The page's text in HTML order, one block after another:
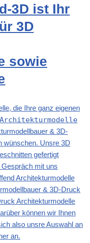
3D ist Ihr
3D
sowie
die Ihre ganz eigenen
Architekturmodelle
& 3D-
wünschen. Unsre 3D
gefertigt
mit uns
Architekturmodelle
& 3D-Druck
Architekturmodelle
können wir Ihnen
also unsre Auswahl an
an.